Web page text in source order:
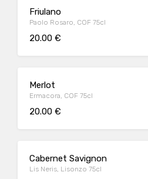
Friulano
Paolo Rosaro, COF 75cl
20.00 €
Merlot
Ermacora, COF 75cl
20.00 €
Cabernet Savignon
Lis Neris, Lisonzo 75cl